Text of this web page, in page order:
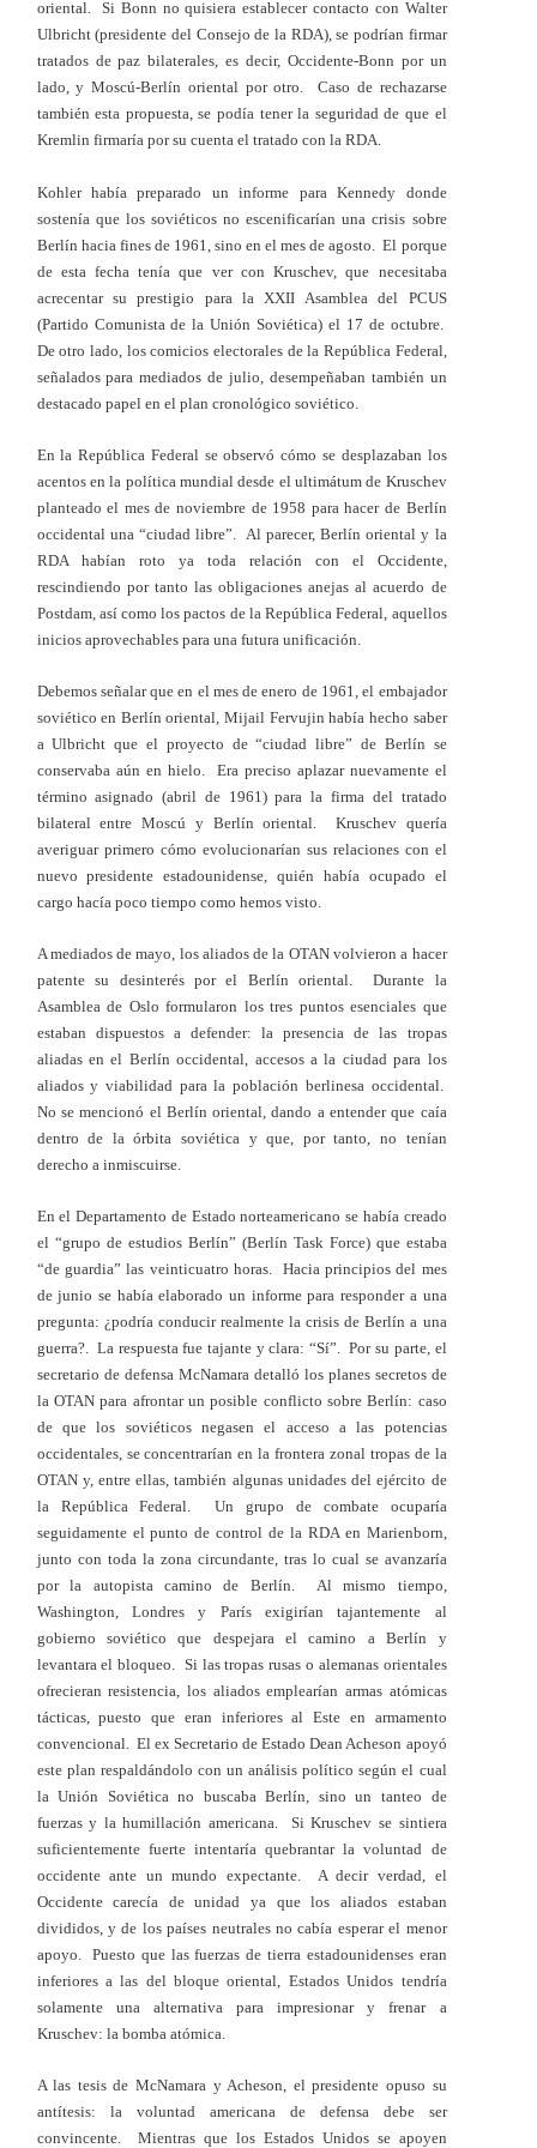
oriental. Si Bonn no quisiera establecer contacto con Walter
Ulbricht (presidente del Consejo de la RDA), se podrían firmar
tratados de paz bilaterales, es decir, Occidente-Bonn por un
lado, y Moscú-Berlín oriental por otro. Caso de rechazarse
también esta propuesta, se podía tener la seguridad de que el
Kremlin firmaría por su cuenta el tratado con la RDA.
Kohler había preparado un informe para Kennedy donde
sostenía que los soviéticos no escenificarían una crisis sobre
Berlín hacia fines de 1961, sino en el mes de agosto. El porque
de esta fecha tenía que ver con Kruschev, que necesitaba
acrecentar su prestigio para la XXII Asamblea del PCUS
(Partido Comunista de la Unión Soviética) el 17 de octubre.
De otro lado, los comicios electorales de la República Federal,
señalados para mediados de julio, desempeñaban también un
destacado papel en el plan cronológico soviético.
En la República Federal se observó cómo se desplazaban los
acentos en la política mundial desde el ultimátum de Kruschev
planteado el mes de noviembre de 1958 para hacer de Berlín
occidental una “ciudad libre”. Al parecer, Berlín oriental y la
RDA habían roto ya toda relación con el Occidente,
rescindiendo por tanto las obligaciones anejas al acuerdo de
Postdam, así como los pactos de la República Federal, aquellos
inicios aprovechables para una futura unificación.
Debemos señalar que en el mes de enero de 1961, el embajador
soviético en Berlín oriental, Mijail Fervujin había hecho saber
a Ulbricht que el proyecto de “ciudad libre” de Berlín se
conservaba aún en hielo. Era preciso aplazar nuevamente el
término asignado (abril de 1961) para la firma del tratado
bilateral entre Moscú y Berlín oriental. Kruschev quería
averiguar primero cómo evolucionarían sus relaciones con el
nuevo presidente estadounidense, quién había ocupado el
cargo hacía poco tiempo como hemos visto.
A mediados de mayo, los aliados de la OTAN volvieron a hacer
patente su desinterés por el Berlín oriental. Durante la
Asamblea de Oslo formularon los tres puntos esenciales que
estaban dispuestos a defender: la presencia de las tropas
aliadas en el Berlín occidental, accesos a la ciudad para los
aliados y viabilidad para la población berlinesa occidental.
No se mencionó el Berlín oriental, dando a entender que caía
dentro de la órbita soviética y que, por tanto, no tenían
derecho a inmiscuirse.
En el Departamento de Estado norteamericano se había creado
el “grupo de estudios Berlín” (Berlín Task Force) que estaba
“de guardia” las veinticuatro horas. Hacia principios del mes
de junio se había elaborado un informe para responder a una
pregunta: ¿podría conducir realmente la crisis de Berlín a una
guerra?. La respuesta fue tajante y clara: “Sí”. Por su parte, el
secretario de defensa McNamara detalló los planes secretos de
la OTAN para afrontar un posible conflicto sobre Berlín: caso
de que los soviéticos negasen el acceso a las potencias
occidentales, se concentrarían en la frontera zonal tropas de la
OTAN y, entre ellas, también algunas unidades del ejército de
la República Federal. Un grupo de combate ocuparía
seguidamente el punto de control de la RDA en Marienborn,
junto con toda la zona circundante, tras lo cual se avanzaría
por la autopista camino de Berlín. Al mismo tiempo,
Washington, Londres y París exigirían tajantemente al
gobierno soviético que despejara el camino a Berlín y
levantara el bloqueo. Si las tropas rusas o alemanas orientales
ofrecieran resistencia, los aliados emplearían armas atómicas
tácticas, puesto que eran inferiores al Este en armamento
convencional. El ex Secretario de Estado Dean Acheson apoyó
este plan respaldándolo con un análisis político según el cual
la Unión Soviética no buscaba Berlín, sino un tanteo de
fuerzas y la humillación americana. Si Kruschev se sintiera
suficientemente fuerte intentaría quebrantar la voluntad de
occidente ante un mundo expectante. A decir verdad, el
Occidente carecía de unidad ya que los aliados estaban
divididos, y de los países neutrales no cabía esperar el menor
apoyo. Puesto que las fuerzas de tierra estadounidenses eran
inferiores a las del bloque oriental, Estados Unidos tendría
solamente una alternativa para impresionar y frenar a
Kruschev: la bomba atómica.
A las tesis de McNamara y Acheson, el presidente opuso su
antítesis: la voluntad americana de defensa debe ser
convincente. Mientras que los Estados Unidos se apoyen